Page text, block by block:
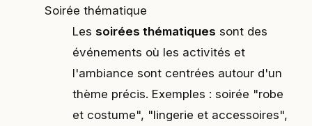
Soirée thématique
Les soirées thématiques sont des
événements où les activités et
l'ambiance sont centrées autour d'un
thème précis. Exemples : soirée "robe
et costume", "lingerie et accessoires",